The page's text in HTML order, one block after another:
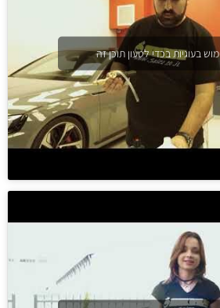
בעוגיות בכדי לטעון תוכן זה